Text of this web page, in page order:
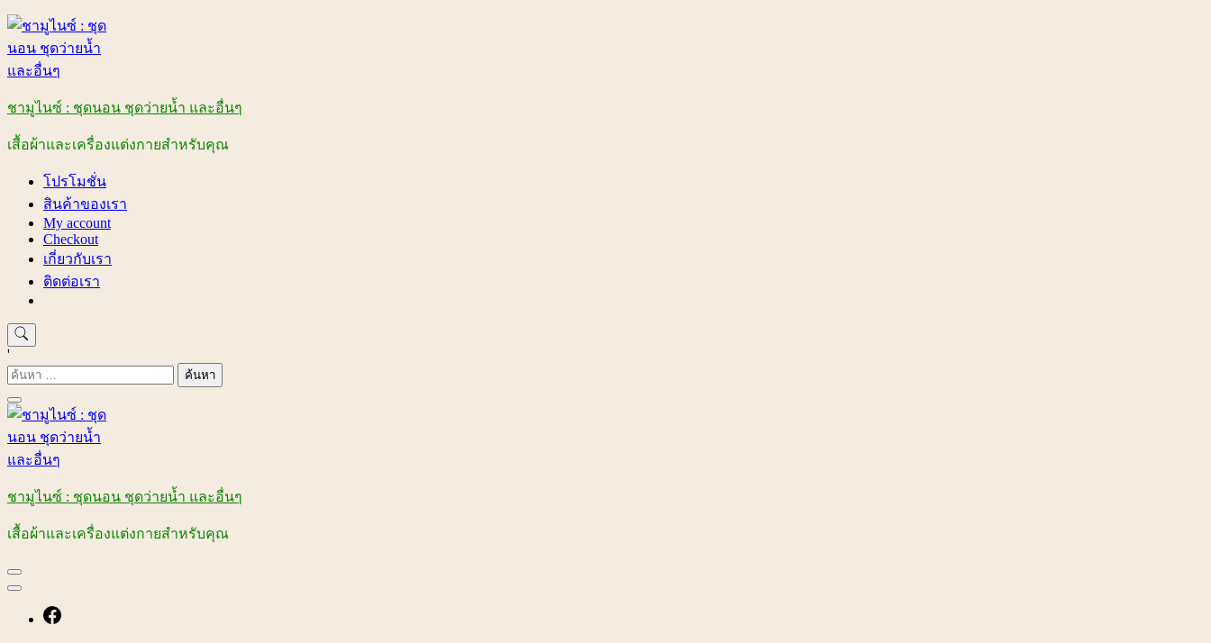
Skip
content
ชามูไนซ์ : ชุดนอน ชุดว่ายน้ำ และอื่นๆ
เสื้อผ้าและเครื่องแต่งกายสำหรับคุณ
โปรโมชั่น
สินค้าของเรา
My account
Checkout
เกี่ยวกับเรา
ติดต่อเรา
'
ค้นหา
สำหรับ:
ชามูไนซ์ : ชุดนอน ชุดว่ายน้ำ และอื่นๆ
เสื้อผ้าและเครื่องแต่งกายสำหรับคุณ